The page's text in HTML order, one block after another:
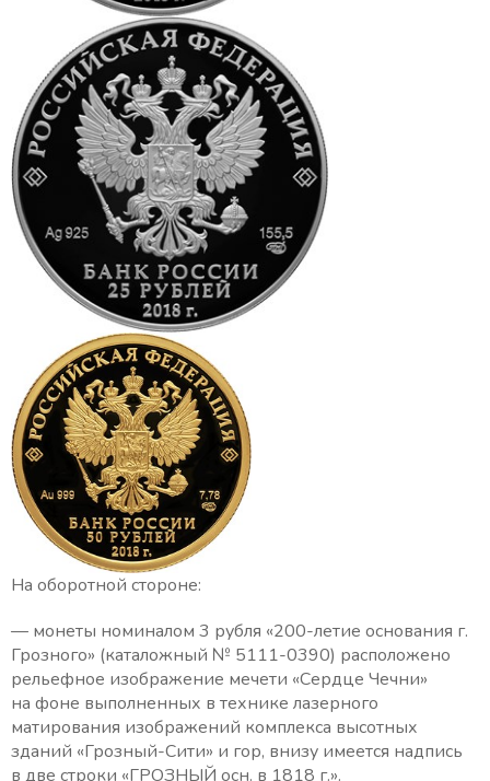
На оборотной стороне:
— монеты номиналом 3 рубля «200-летие основания г.
Грозного» (каталожный № 5111-0390) расположено
рельефное изображение мечети «Сердце Чечни»
на фоне выполненных в технике лазерного
матирования изображений комплекса высотных
зданий «Грозный-Сити» и гор, внизу имеется надпись
в две строки «ГРОЗНЫЙ осн. в 1818 г.».